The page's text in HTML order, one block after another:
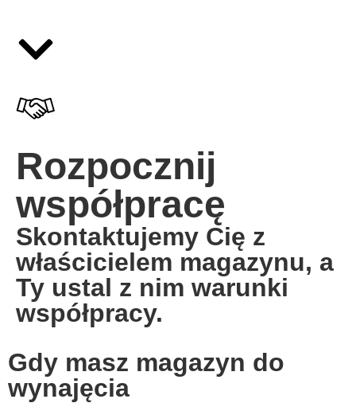
Rozpocznij
współpracę
Skontaktujemy Cię z
właścicielem magazynu, a
Ty ustal z nim warunki
współpracy.
Gdy masz magazyn do
wynajęcia